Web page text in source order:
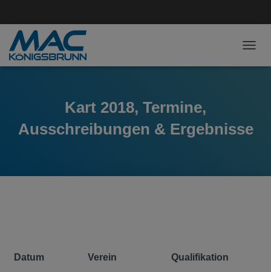
Kart 2018, Termine,
Ausschreibungen & Ergebnisse
Datum Verein Qualifikation